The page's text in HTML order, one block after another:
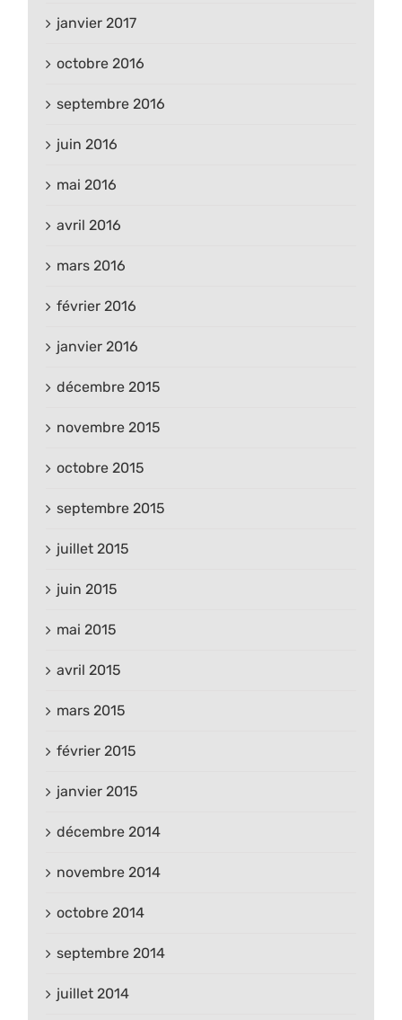
janvier 2017
octobre 2016
septembre 2016
juin 2016
mai 2016
avril 2016
mars 2016
février 2016
janvier 2016
décembre 2015
novembre 2015
octobre 2015
septembre 2015
juillet 2015
juin 2015
mai 2015
avril 2015
mars 2015
février 2015
janvier 2015
décembre 2014
novembre 2014
octobre 2014
septembre 2014
juillet 2014